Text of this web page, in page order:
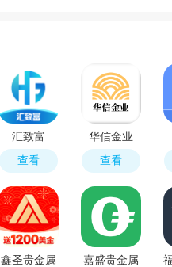
汇致富
查看
华信金业
查看
鑫圣贵金属
嘉盛贵金属